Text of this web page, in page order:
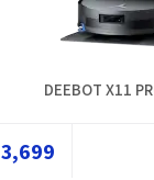
3,699 ₪